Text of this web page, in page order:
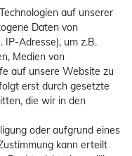
auf unserer
Daten von
IP-Adresse), um z.B.
Medien von
auf unsere Website zu
erst durch gesetzte
die wir in den
oder aufgrund eines
kann erteilt